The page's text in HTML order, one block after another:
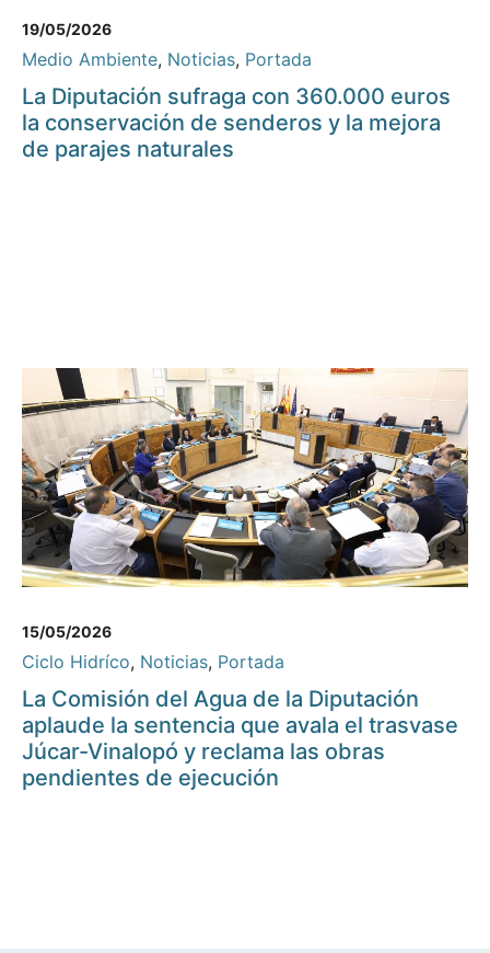
19/05/2026
Medio Ambiente, Noticias, Portada
La Diputación sufraga con 360.000 euros
la conservación de senderos y la mejora
de parajes naturales
15/05/2026
Ciclo Hidríco, Noticias, Portada
La Comisión del Agua de la Diputación
aplaude la sentencia que avala el trasvase
Júcar-Vinalopó y reclama las obras
pendientes de ejecución